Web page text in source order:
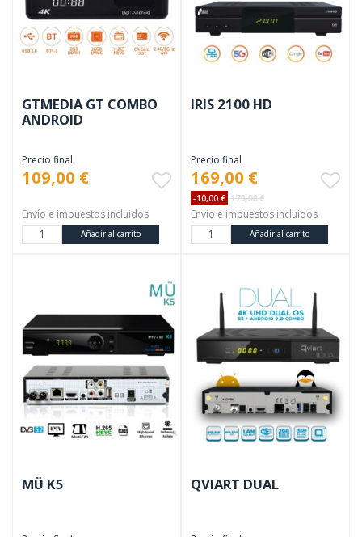
GTMEDIA GT COMBO
ANDROID
Precio final
109,00 €
Envío e impuestos incluidos
Añadir al carrito
IRIS 2100 HD
Precio final
169,00 €
-10,00 € 179,00 €
Envío e impuestos incluidos
Añadir al carrito
MÜ K5 QVIART DUAL